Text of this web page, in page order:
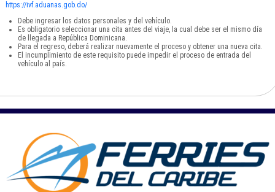
https://ivf.aduanas.gob.do/
Debe ingresar los datos personales y del vehículo.
Es obligatorio seleccionar una cita antes del viaje, la cual debe ser el mismo día
de llegada a República Dominicana.
Para el regreso, deberá realizar nuevamente el proceso y obtener una nueva cita.
El incumplimiento de este requisito puede impedir el proceso de entrada del
vehículo al país.